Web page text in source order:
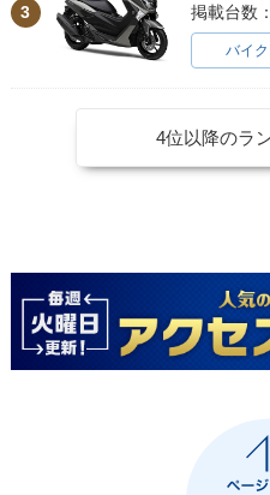
3
掲載台数
バイ
4位以降のラ